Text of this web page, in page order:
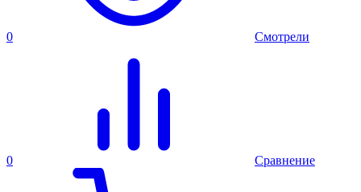
0 Смотрели
0 Сравнение